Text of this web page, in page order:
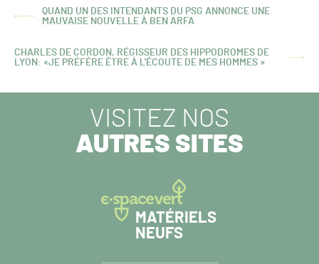
ARTICLE
QUAND UN DES INTENDANTS DU PSG ANNONCE UNE
MAUVAISE NOUVELLE À BEN ARFA
ARTICLE
CHARLES DE CORDON, RÉGISSEUR DES HIPPODROMES DE
LYON: «JE PRÉFÈRE ÊTRE À L'ÉCOUTE DE MES HOMMES »
VISITEZ NOS
AUTRES SITES
MATÉRIELS
NEUFS